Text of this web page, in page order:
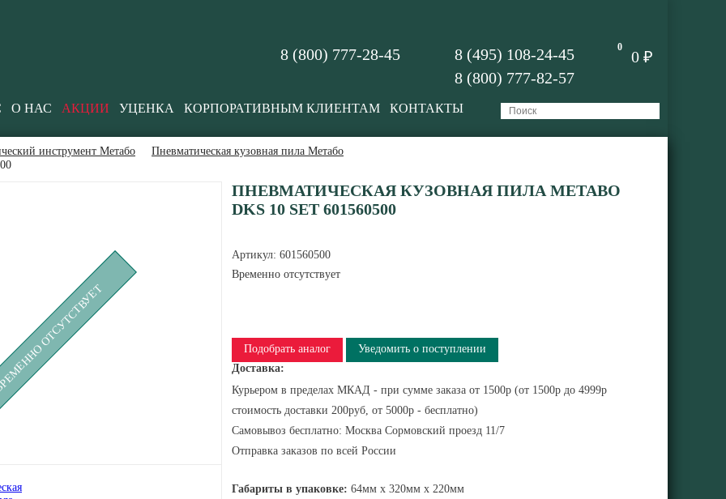
0
0 ₽
8 (495) 108-24-45
8 (800) 777-82-57
8 (800) 777-28-45
О НАС АКЦИИ УЦЕНКА КОРПОРАТИВНЫМ КЛИЕНТАМ КОНТАКТЫ
инструмент Метабо
Пневматическая кузовная пила Метабо
ОТСУТСТВУЕТ
ПНЕВМАТИЧЕСКАЯ КУЗОВНАЯ ПИЛА METABO
DKS 10 SET 601560500
Артикул: 601560500
Временно отсутствует
Подобрать аналог
Уведомить о поступлении
Доставка:
Курьером в пределах МКАД - при сумме заказа от 1500р (от 1500р до 4999р
стоимость доставки 200руб, от 5000р - бесплатно)
Самовывоз бесплатно: Москва Сормовский проезд 11/7
Отправка заказов по всей России
Габариты в упаковке: 64мм x 320мм x 220мм